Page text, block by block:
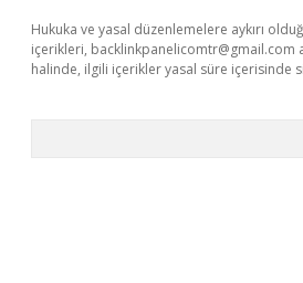
Hukuka ve yasal düzenlemelere aykırı
içerikleri, backlinkpanelicomtr@gmail.com
halinde, ilgili içerikler yasal süre içerisinde